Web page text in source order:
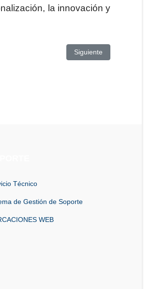
la innovación y
VIDA Artículo siguiente: UPSE
Siguiente
Técnico
de Gestión de Soporte
WEB